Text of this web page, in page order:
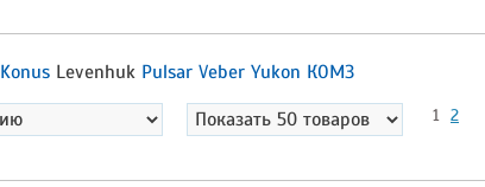
Konus Levenhuk Pulsar Veber Yukon КОМЗ
1 2